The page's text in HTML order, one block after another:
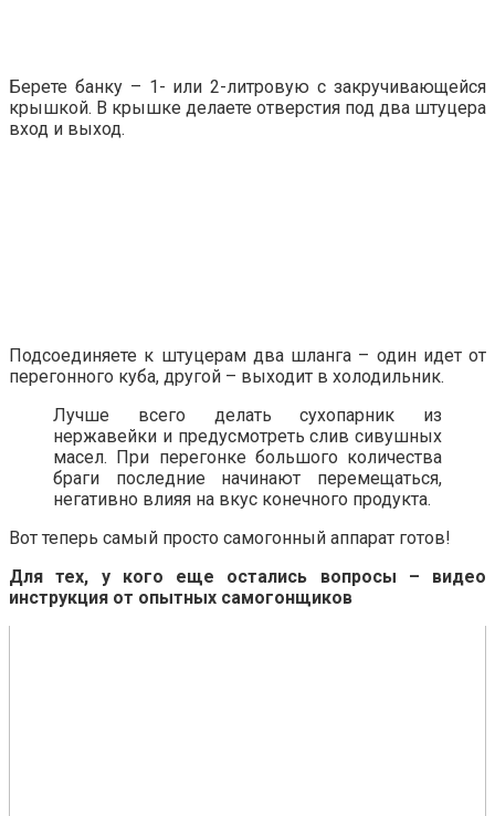
Берете банку – 1- или 2-литровую с закручивающейся
крышкой. В крышке делаете отверстия под два штуцера
вход и выход.
Подсоединяете к штуцерам два шланга – один идет от
перегонного куба, другой – выходит в холодильник.
Лучше всего делать сухопарник из
нержавейки и предусмотреть слив сивушных
масел. При перегонке большого количества
браги последние начинают перемещаться,
негативно влияя на вкус конечного продукта.
Вот теперь самый просто самогонный аппарат готов!
Для тех, у кого еще остались вопросы – видео
инструкция от опытных самогонщиков